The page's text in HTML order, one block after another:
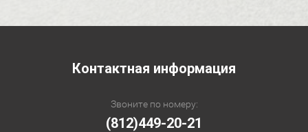
Контактная информация
Звоните по номеру:
(812)449-20-21